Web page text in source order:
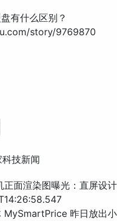
有什么区别？
story/9769870
技新闻
面渲染图曝光：直屏设
MySmartPrice 昨日放出